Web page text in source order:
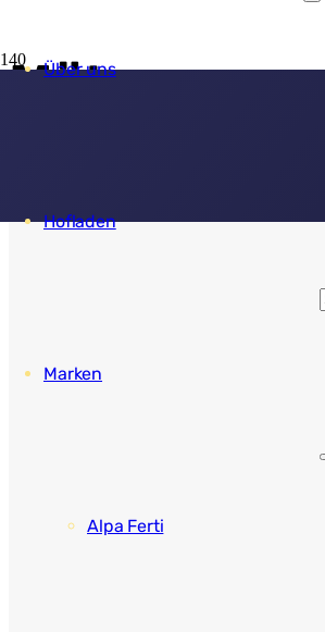
Über uns
Hofladen
Marken
Alpa Ferti
Mützen